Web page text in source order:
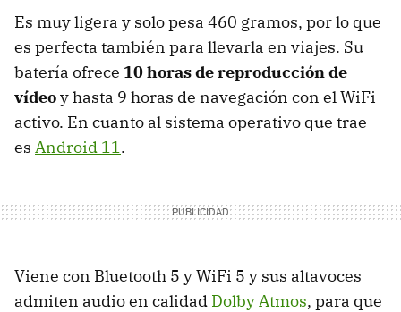
Es muy ligera y solo pesa 460 gramos, por lo que
es perfecta también para llevarla en viajes. Su
batería ofrece 10 horas de reproducción de
vídeoy hasta 9 horas de navegación con el WiFi
activo. En cuanto al sistema operativo que trae
es Android 11.
Viene con Bluetooth 5 y WiFi 5 y sus altavoces
admiten audio en calidad Dolby Atmos, para que